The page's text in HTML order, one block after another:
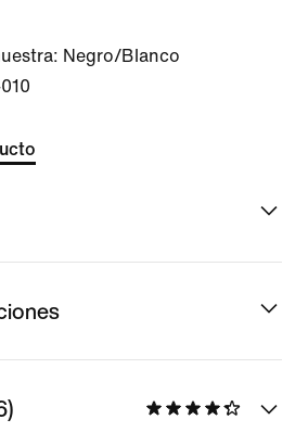
Negro/Blanco